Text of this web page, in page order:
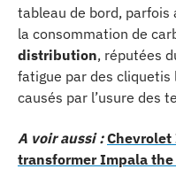
tableau de bord, parfois
la consommation de
distribution, réputées
fatigue par des cliquetis
causés par l’usure des
A voir aussi : Chevrolet
transformer Impala